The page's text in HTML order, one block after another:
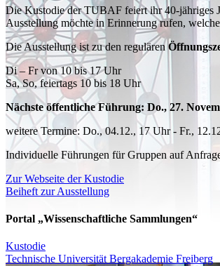
Die Kustodie der TUBAF feiert ihr 40-jähriges
Ausstellung möchte in Erinnerung rufen,
Die Ausstellung ist zu den regulären
Di – Fr von 10 bis 17 Uhr
Sa, So, feiertags 10 bis 18 Uhr
Nächste öffentliche Führung: Do., 27.
weitere Termine: Do., 04.12., 17 Uhr - Fr.,
Individuelle Führungen für Gruppen auf
Zur Webseite der Kustodie
Beiheft zur Ausstellung
Portal „Wissenschaftliche Sammlungen“
Kustodie
Technische Universität Bergakademie Freiberg